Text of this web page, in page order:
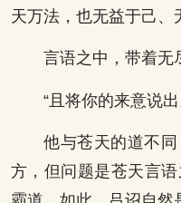
天万法，也无益于己、
言语之中，带着无
“且将你的来意说出
他与苍天的道不
方，但问题是苍天言